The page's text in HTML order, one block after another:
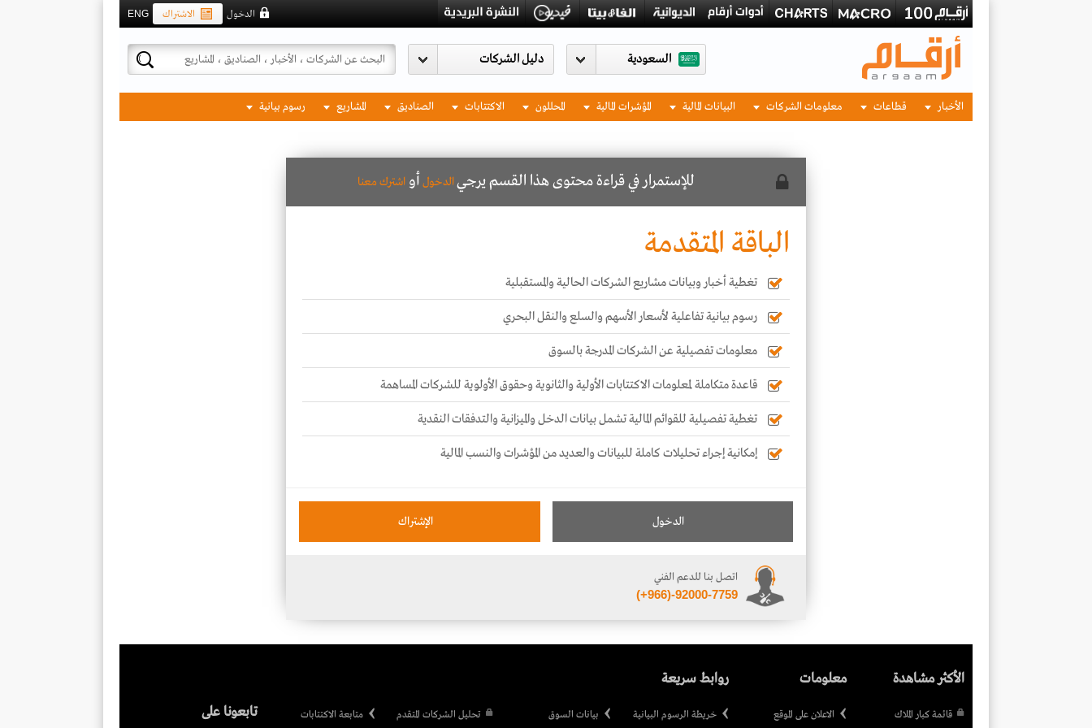
ENG الاشتراك الدخول
السعودية
الأخبار قطاعات معلومات الشركات البيانات المالية المؤشرات المالية المحللون الاكتتابات الصناديق المشاريع رسوم بيانية
للإستمرار في قراءة محتوى هذا القسم يرجيالدخول أواشترك معنا
الباقة المتقدمة
تغطية أخبار وبيانات مشاريع الشركات الحالية والمستقبلية
رسوم بيانية تفاعلية لأسعار الأسهم والسلع والنقل البحري
معلومات تفصيلية عن الشركات المدرجة بالسوق
قاعدة متكاملة لمعلومات الاكتتابات الأولية والثانوية وحقوق الأولوية للشركات المساهمة
تغطية تفصيلية للقوائم المالية تشمل بيانات الدخل والميزانية والتدفقات النقدية
إمكانية إجراء تحليلات كاملة للبيانات والعديد من المؤشرات والنسب المالية
الدخول الإشتراك
اتصل بنا للدعم الفني
(+966)-92000-7759
الأكثر مشاهدة
قائمة كبار الملاك
معلومات
الاعلان على الموقع
روابط سريعة
خريطة الرسوم البيانية بيانات السوق تحليل الشركات المتقدم متابعة الاكتتابات تابعونا على